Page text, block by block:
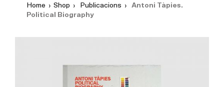
Home › Shop › Publicacions ›
Antoni Tàpies.
Political Biography